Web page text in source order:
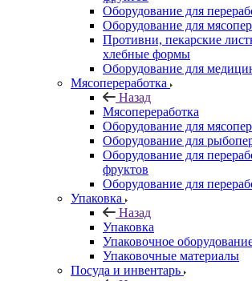
Оборудование для
Оборудование для
Противни, пекарские
хлебные формы
Оборудование для
Мясопереработка
Назад
Мясопереработка
Оборудование для
Оборудование для
Оборудование для
фруктов
Оборудование для
Упаковка
Назад
Упаковка
Упаковочное
Упаковочные материалы
Посуда и инвентарь